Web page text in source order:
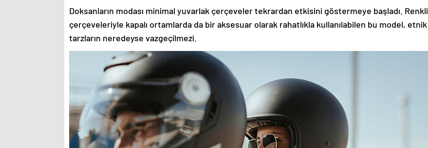
Doksanların modası minimal yuvarlak çerçeveler tekrardan etkisini göstermeye başladı. Renkli
çerçeveleriyle kapalı ortamlarda da bir aksesuar olarak rahatlıkla kullanılabilen bu model, etnik
tarzların neredeyse vazgeçilmezi.